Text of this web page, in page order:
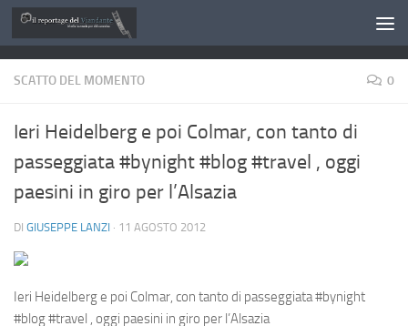
Salta al contenuto
SCATTO DEL MOMENTO 0
Ieri Heidelberg e poi Colmar, con tanto di
passeggiata #bynight #blog #travel , oggi
paesini in giro per l’Alsazia
DI GIUSEPPE LANZI · 11 AGOSTO 2012
Ieri Heidelberg e poi Colmar, con tanto di passeggiata #bynight
#blog #travel , oggi paesini in giro per l’Alsazia